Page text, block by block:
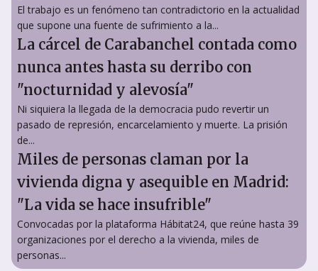
El trabajo es un fenómeno tan contradictorio en la actualidad
que supone una fuente de sufrimiento a la...
La cárcel de Carabanchel contada como
nunca antes hasta su derribo con
"nocturnidad y alevosía"
Ni siquiera la llegada de la democracia pudo revertir un
pasado de represión, encarcelamiento y muerte. La prisión
de...
Miles de personas claman por la
vivienda digna y asequible en Madrid:
"La vida se hace insufrible"
Convocadas por la plataforma Hábitat24, que reúne hasta 39
organizaciones por el derecho a la vivienda, miles de
personas...